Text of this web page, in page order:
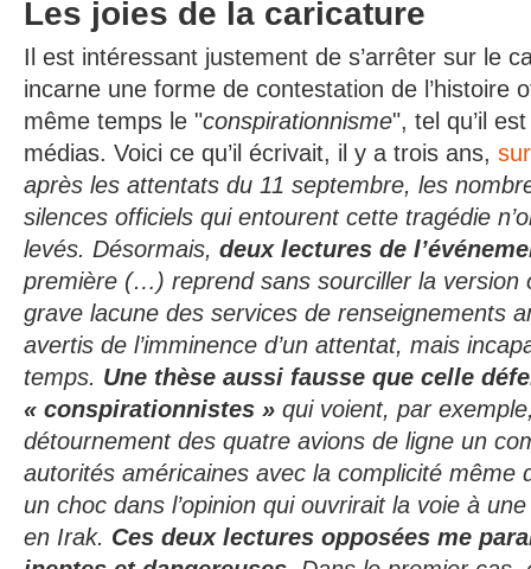
Les joies de la caricature
Il est intéressant justement de s’arrêter sur le
incarne une forme de contestation de l’histoire
même temps le "conspirationnisme", tel qu’il
médias. Voici ce qu’il écrivait, il y a trois ans,
après les attentats du 11 septembre, les
silences officiels qui entourent cette tragédie
levés. Désormais, deux lectures de
première (…) reprend sans sourciller la version
grave lacune des services de renseignements
avertis de l’imminence d’un attentat, mais
temps. Une thèse aussi fausse que celle
« conspirationnistes » qui voient, par
détournement des quatre avions de ligne un
autorités américaines avec la complicité même
un choc dans l’opinion qui ouvrirait la voie à
en Irak. Ces deux lectures opposées me